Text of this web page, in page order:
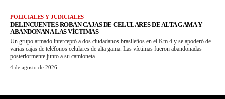
POLICIALES Y JUDICIALES
DELINCUENTES ROBAN CAJAS DE CELULARES DE ALTA GAMA Y
ABANDONAN A LAS VÍCTIMAS
Un grupo armado interceptó a dos ciudadanos brasileños en el Km 4 y se apoderó de
varias cajas de teléfonos celulares de alta gama. Las víctimas fueron abandonadas
posteriormente junto a su camioneta.
4 de agosto de 2026